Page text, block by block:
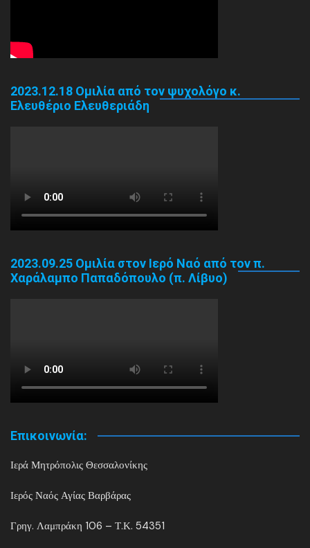
2023.12.18 Ομιλία από τον ψυχολόγο κ.
Ελευθέριο Ελευθεριάδη
2023.09.25 Ομιλία στον Ιερό Ναό από τον π.
Χαράλαμπο Παπαδόπουλο (π. Λίβυο)
Επικοινωνία:
Ιερά Μητρόπολις Θεσσαλονίκης
Ιερός Ναός Αγίας Βαρβάρας
Γρηγ. Λαμπράκη 106 – Τ.Κ. 54351